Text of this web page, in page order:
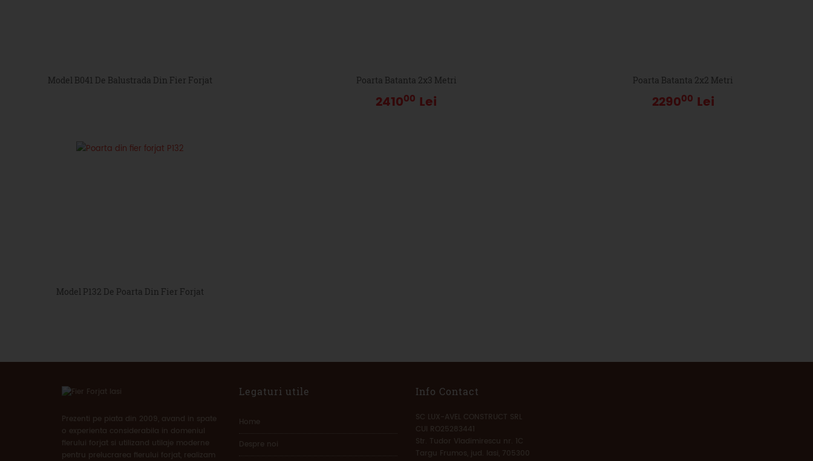
Model B041 De Balustrada Din Fier Forjat Poarta Batanta 2x3 Metri
241000 Lei
Poarta Batanta 2x2 Metri
229000 Lei
Model P132 De Poarta Din Fier Forjat
Prezenti pe piata din 2009, avand in spate
o experienta considerabila in domeniul
fierului forjat si utilizand utilaje moderne
pentru prelucrarea fierului forjat, realizam
Legaturi utile
Home
Despre noi
Info Contact
SC LUX-AVEL CONSTRUCT SRL
CUI RO25283441
Str. Tudor Vladimirescu nr. 1C
Targu Frumos, jud. Iasi, 705300